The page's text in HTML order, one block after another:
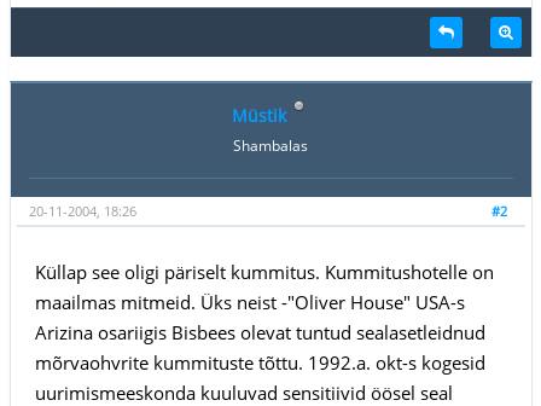
Müstik
Shambalas
#2
20-11-2004, 18:26
Küllap see oligi päriselt kummitus. Kummitushotelle on
maailmas mitmeid. Üks neist -"Oliver House" USA-s
Arizina osariigis Bisbees olevat tuntud sealasetleidnud
mõrvaohvrite kummituste tõttu. 1992.a. okt-s kogesid
uurimismeeskonda kuuluvad sensitiivid öösel seal